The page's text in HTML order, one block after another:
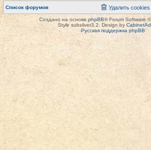
Список форумов Удалить cookies
Создано на основе phpBB® Forum Software
Style subsilver3.2. Design by
Русская поддержка phpBB